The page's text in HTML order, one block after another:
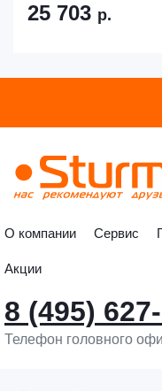
25 703 р.
О компании Сервис
Акции
8 (495)
Телефон головного